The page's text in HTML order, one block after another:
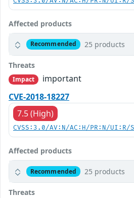
Affected products
Recommended 25 products
Threats
Impact
important
CVE-2018-18227
7.5 (High)
CVSS:3.0/AV:N/AC:H/PR:N/
Affected products
Recommended 25 products
Threats